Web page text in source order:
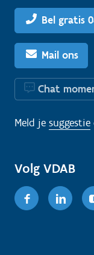
Bel gratis
Mail ons
Chat
Meld je suggestie
Volg VDAB